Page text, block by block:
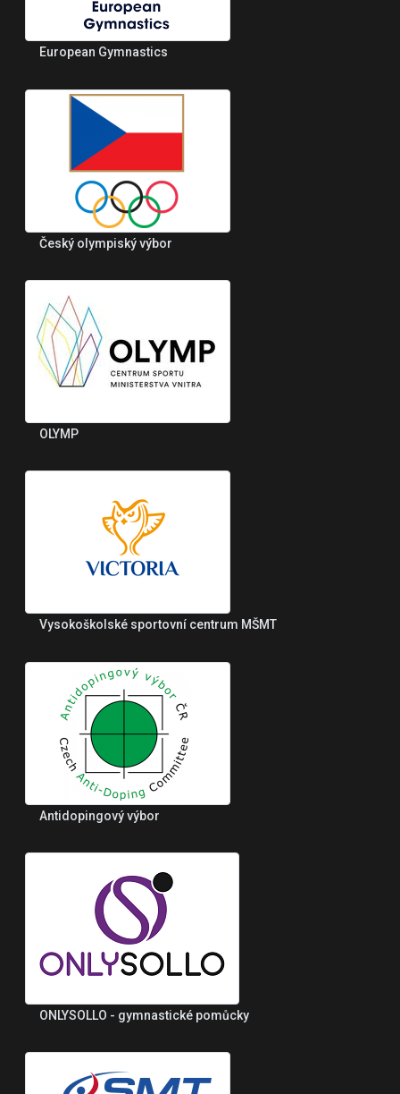
European Gymnastics
Český olympiský výbor
OLYMP
Vysokoškolské sportovní centrum MŠMT
Antidopingový výbor
ONLYSOLLO - gymnastické pomůcky